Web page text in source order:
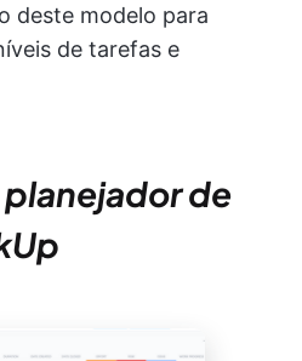
deste modelo para
de tarefas e
de